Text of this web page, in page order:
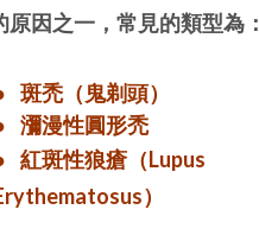
原因之一，常見的類型為：
斑禿（鬼剃頭）
瀰漫性圓形禿
紅斑性狼瘡（Lupus
）